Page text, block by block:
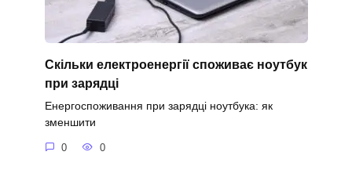
Скільки електроенергії споживає ноутбук
при зарядці
Енергоспоживання при зарядці ноутбука: як
зменшити
0 0